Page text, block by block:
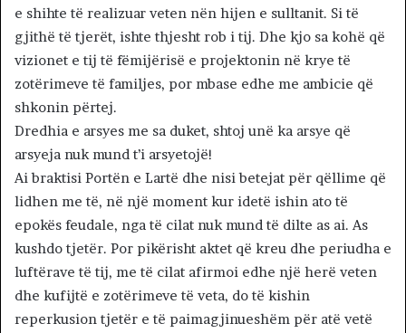
e shihte të realizuar veten nën hijen e sulltanit. Si të
gjithë të tjerët, ishte thjesht rob i tij. Dhe kjo sa kohë që
vizionet e tij të fëmijërisë e projektonin në krye të
zotërimeve të familjes, por mbase edhe me ambicie që
shkonin përtej.
Dredhia e arsyes me sa duket, shtoj unë ka arsye që
arsyeja nuk mund t’i arsyetojë!
Ai braktisi Portën e Lartë dhe nisi betejat për qëllime që
lidhen me të, në një moment kur idetë ishin ato të
epokës feudale, nga të cilat nuk mund të dilte as ai. As
kushdo tjetër. Por pikërisht aktet që kreu dhe periudha e
luftërave të tij, me të cilat afirmoi edhe një herë veten
dhe kufijtë e zotërimeve të veta, do të kishin
reperkusion tjetër e të paimagjinueshëm për atë vetë